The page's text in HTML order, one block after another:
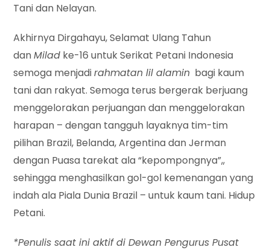
Tani dan Nelayan.
Akhirnya Dirgahayu, Selamat Ulang Tahun
danMilad ke-16 untuk Serikat Petani Indonesia
semoga menjadirahmatan lil alamin bagi kaum
tani dan rakyat. Semoga terus bergerak berjuang
menggelorakan perjuangan dan menggelorakan
harapan – dengan tangguh layaknya tim-tim
pilihan Brazil, Belanda, Argentina dan Jerman
dengan Puasa tarekat ala “kepompongnya”,,
sehingga menghasilkan gol-gol kemenangan yang
indah ala Piala Dunia Brazil – untuk kaum tani. Hidup
Petani.
*Penulis saat ini aktif di Dewan Pengurus Pusat